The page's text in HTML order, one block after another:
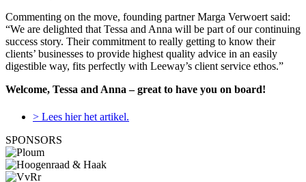
Commenting on the move, founding partner Marga Verwoert said:
“We are delighted that Tessa and Anna will be part of our continuing
success story. Their commitment to really getting to know their
clients’ businesses to provide highest quality advice in an easily
digestible way, fits perfectly with Leeway’s client service ethos.”
Welcome, Tessa and Anna – great to have you on board!
> Lees hier het artikel.
SPONSORS